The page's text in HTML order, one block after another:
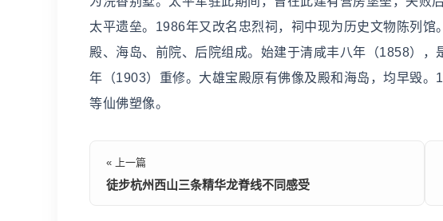
太平遗垒。1986年又改名忠烈祠，祠中现为历史文物陈列
殿、海岛、前院、后院组成。始建于清咸丰八年（1858）
年（1903）重修。大雄宝殿原有佛像及殿和海岛，均早毁
等仙佛塑像。
« 上一篇
徒步杭州西山三条精华龙脊线不同感受